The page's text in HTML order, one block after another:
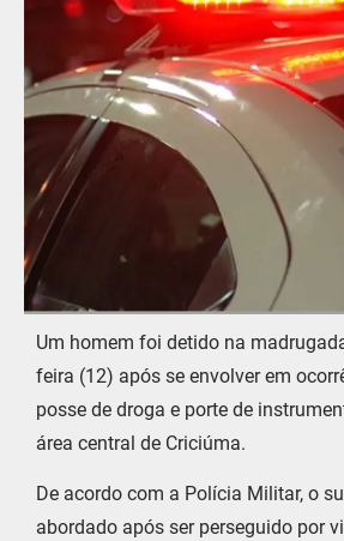
Um homem foi detido na
feira (12) após se envolver em
posse de droga e porte de
área central de Criciúma.
De acordo com a Polícia Militar, o
abordado após ser perseguido por